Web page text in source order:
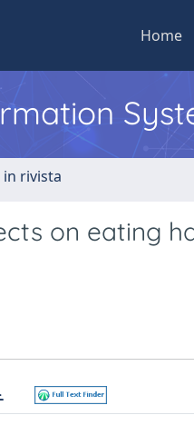
Home
in rivista
on eating